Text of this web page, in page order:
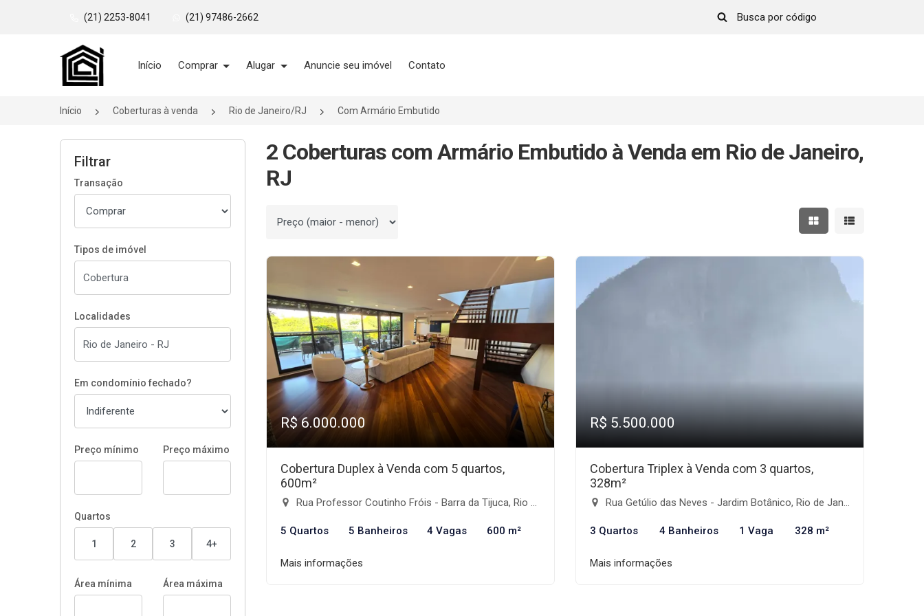
(21) 2253-8041 (21) 97486-2662
Página inicial
Início Comprar Alugar Anuncie seu imóvel Contato
Início Coberturas à venda Rio de Janeiro/RJ Com Armário Embutido
Filtrar
Transação
Tipos de imóvel
Localidades
Em condomínio fechado?
Preço mínimo Preço máximo
Quartos
1 2 3 4+
Área mínima Área máxima
2 Coberturas com Armário Embutido à Venda em Rio de Janeiro,
RJ
Ordenar por Mostrar resultados em
Mostrar
R$ 6.000.000
Cobertura Duplex à Venda com 5 quartos,
600m²
Rua Professor Coutinho Fróis - Barra da Tijuca, Rio de Janeiro-RJ
5 Quartos 5 Banheiros 4 Vagas 600 m²
Mais informações
R$ 5.500.000
Cobertura Triplex à Venda com 3 quartos,
328m²
Rua Getúlio das Neves - Jardim Botânico, Rio de Janeiro-RJ
3 Quartos 4 Banheiros 1 Vaga 328 m²
Mais informações